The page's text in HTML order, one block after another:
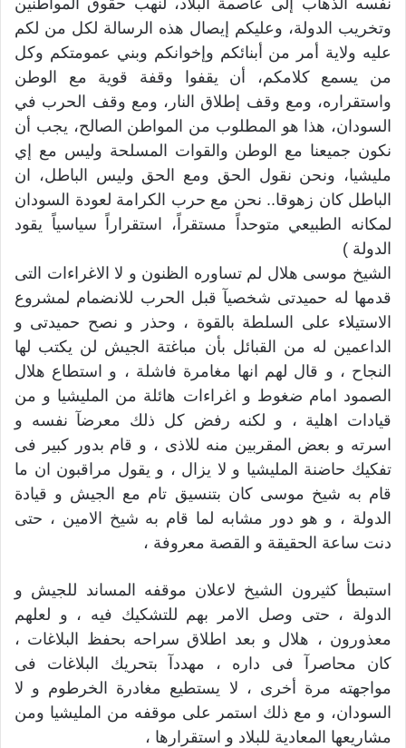
نفسه الذهاب إلى عاصمة البلاد، لنهب حقوق المواطنين
وتخريب الدولة، وعليكم إيصال هذه الرسالة لكل من لكم
عليه ولاية أمر من أبنائكم وإخوانكم وبني عمومتكم وكل
من يسمع كلامكم، أن يقفوا وقفة قوية مع الوطن
واستقراره، ومع وقف إطلاق النار، ومع وقف الحرب في
السودان، هذا هو المطلوب من المواطن الصالح، يجب أن
نكون جميعنا مع الوطن والقوات المسلحة وليس مع إي
مليشيا، ونحن نقول الحق ومع الحق وليس الباطل، ان
الباطل كان زهوقا.. نحن مع حرب الكرامة لعودة السودان
لمكانه الطبيعي متوحداً مستقراً، استقراراً سياسياً يقود
الدولة )
الشيخ موسى هلال لم تساوره الظنون و لا الاغراءات التى
قدمها له حميدتى شخصيآ قبل الحرب للانضمام لمشروع
الاستيلاء على السلطة بالقوة ، وحذر و نصح حميدتى و
الداعمين له من القبائل بأن مباغتة الجيش لن يكتب لها
النجاح ، و قال لهم انها مغامرة فاشلة ، و استطاع هلال
الصمود امام ضغوط و اغراءات هائلة من المليشيا و من
قيادات اهلية ، و لكنه رفض كل ذلك معرضآ نفسه و
اسرته و بعض المقربين منه للاذى ، و قام بدور كبير فى
تفكيك حاضنة المليشيا و لا يزال ، و يقول مراقبون ان ما
قام به شيخ موسى كان بتنسيق تام مع الجيش و قيادة
الدولة ، و هو دور مشابه لما قام به شيخ الامين ، حتى
دنت ساعة الحقيقة و القصة معروفة ،
استبطأ كثيرون الشيخ لاعلان موقفه المساند للجيش و
الدولة ، حتى وصل الامر بهم للتشكيك فيه ، و لعلهم
معذورون ، هلال و بعد اطلاق سراحه بحفظ البلاغات ،
كان محاصرآ فى داره ، مهددآ بتحريك البلاغات فى
مواجهته مرة أخرى ، لا يستطيع مغادرة الخرطوم و لا
السودان، و مع ذلك استمر على موقفه من المليشيا ومن
مشاريعها المعادية للبلاد و استقرارها ،